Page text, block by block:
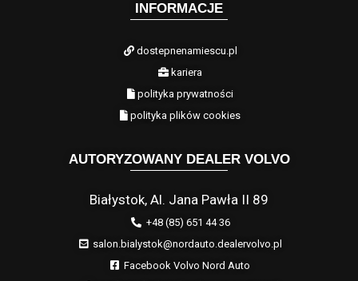
INFORMACJE
dostepnenamiescu.pl
kariera
polityka prywatności
polityka plików cookies
AUTORYZOWANY DEALER VOLVO
Białystok, Al. Jana Pawła II 89
+48 (85) 651 44 36
salon.bialystok@nordauto.dealervolvo.pl
Facebook Volvo Nord Auto